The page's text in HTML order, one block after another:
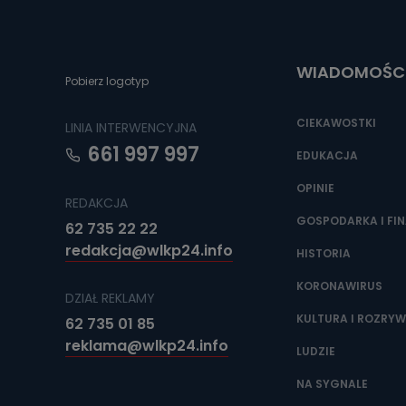
Jakie
źródeł
adres
Jak
Pobierz logotyp
LINIA INTERWENCYJNA
661 997 997
REDAKCJA
62 735 22 22
redakcja@wlkp24.info
DZIAŁ REKLAMY
62 735 01 85
reklama@wlkp24.info
CIEKAWOSTKI
EDUKACJA
OPINIE
GOSPODARKA I
HISTORIA
KORONAWIRUS
KULTURA I
LUDZIE
NA SYGNALE